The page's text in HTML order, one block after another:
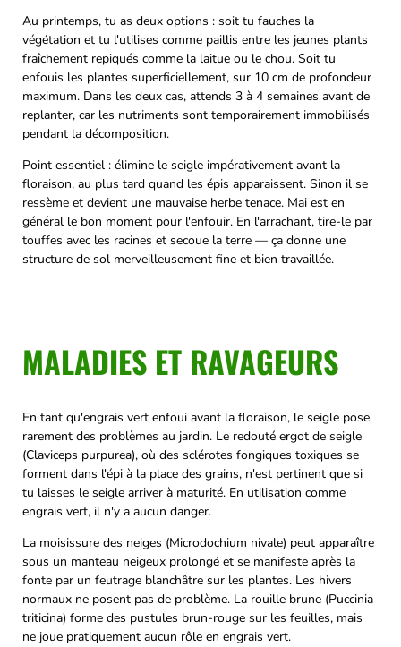
Au printemps, tu as deux options : soit tu fauches la
végétation et tu l'utilises comme paillis entre les jeunes plants
fraîchement repiqués comme la laitue ou le chou. Soit tu
enfouis les plantes superficiellement, sur 10 cm de profondeur
maximum. Dans les deux cas, attends 3 à 4 semaines avant de
replanter, car les nutriments sont temporairement immobilisés
pendant la décomposition.
Point essentiel : élimine le seigle impérativement avant la
floraison, au plus tard quand les épis apparaissent. Sinon il se
ressème et devient une mauvaise herbe tenace. Mai est en
général le bon moment pour l'enfouir. En l'arrachant, tire-le par
touffes avec les racines et secoue la terre — ça donne une
structure de sol merveilleusement fine et bien travaillée.
MALADIES ET RAVAGEURS
En tant qu'engrais vert enfoui avant la floraison, le seigle pose
rarement des problèmes au jardin. Le redouté ergot de seigle
(Claviceps purpurea), où des sclérotes fongiques toxiques se
forment dans l'épi à la place des grains, n'est pertinent que si
tu laisses le seigle arriver à maturité. En utilisation comme
engrais vert, il n'y a aucun danger.
La moisissure des neiges (Microdochium nivale) peut apparaître
sous un manteau neigeux prolongé et se manifeste après la
fonte par un feutrage blanchâtre sur les plantes. Les hivers
normaux ne posent pas de problème. La rouille brune (Puccinia
triticina) forme des pustules brun-rouge sur les feuilles, mais
ne joue pratiquement aucun rôle en engrais vert.